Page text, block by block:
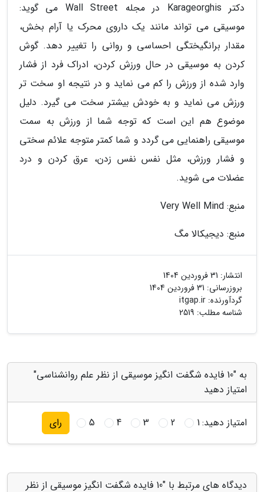
دکتر Karageorghis در مجله Wall Street می گوید:
موسیقی می تواند مانند یک داروی محرک یا آرام بخش،
مقدار برانگیختگی احساسی و روانی را تغییر دهد. گوش
کردن به موسیقی در حال ورزش کردن، ادراک فرد از فشار
وارد شده از ورزش را کم می نماید و در نتیجه او سخت تر
ورزش می نماید و به خودش بیشتر سخت می گیرد. دلیل
موضوع هم این است که توجه شما از ورزش به سمت
موسیقی راهنمایی می گردد و شما کمتر متوجه علائم سختی
و فشار ورزش، مثل نفس نفس زدن، عرق کردن و درد
عضلات می شوید.
منبع: Very Well Mind
منبع: دیجیکالا مگ
انتشار: 31 فروردین 1404
بروزرسانی: 31 فروردین 1404
گردآورنده: itgap.ir
شناسه مطلب: 2519
به "10 فایده شگفت انگیز موسیقی از نظر علم روانشناسی"
امتیاز دهید
امتیاز دهید:1
2
3
4
5 رای
دیدگاه های مرتبط با "10 فایده شگفت انگیز موسیقی از نظر